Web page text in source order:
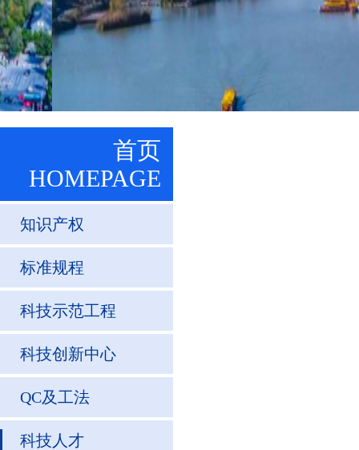
首页
HOMEPAGE
知识产权
标准规程
科技示范工程
科技创新中心
QC及工法
科技人才